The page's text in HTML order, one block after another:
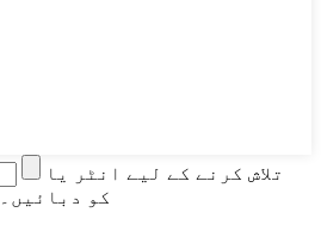
تلاش کرنے کے لیے انٹر یا
بند کرنے کے لیے ESC کو دبائیں۔